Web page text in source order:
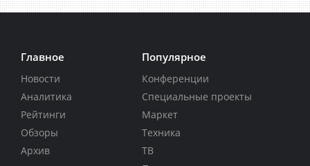
Главное
Новости
Аналитика
Рейтинги
Обзоры
Архив
Популярное
Конференции
Специальные проекты
Маркет
Техника
ТВ